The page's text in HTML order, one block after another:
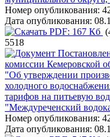
Номер опубликования:
Дата опубликования:
PDF: 167 Кб
5518
комиссии Кемеровской
"Об утверждении
холодного
тарифов на питьевую
"Междуреченский
Номер опубликования:
Дата опубликования: